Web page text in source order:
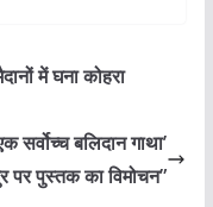
में घना कोहरा
सर्वोच्च बलिदान गाथा’
पर पुस्तक का विमोचन”